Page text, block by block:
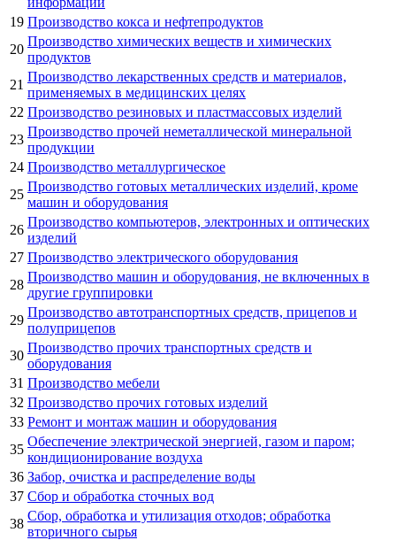
19 Производство кокса и нефтепродуктов
20
Производство химических веществ и химических
продуктов
21
Производство лекарственных средств и материалов,
применяемых в медицинских целях
22 Производство резиновых и пластмассовых изделий
23
Производство прочей неметаллической минеральной
продукции
24 Производство металлургическое
25
Производство готовых металлических изделий, кроме
машин и оборудования
26
Производство компьютеров, электронных и оптических
изделий
27 Производство электрического оборудования
28
Производство машин и оборудования, не включенных в
другие группировки
29
Производство автотранспортных средств, прицепов и
полуприцепов
30
Производство прочих транспортных средств и
оборудования
31 Производство мебели
32 Производство прочих готовых изделий
33 Ремонт и монтаж машин и оборудования
35
Обеспечение электрической энергией, газом и паром;
кондиционирование воздуха
36 Забор, очистка и распределение воды
37 Сбор и обработка сточных вод
38
Сбор, обработка и утилизация отходов; обработка
вторичного сырья